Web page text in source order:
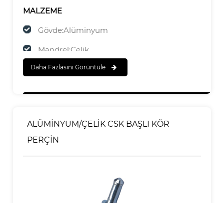
MALZEME
Gövde:Alüminyum
Mandrel:Çelik
SONA ERMEK
Daha Fazlasını Görüntüle
ALÜMİNYUM/ÇELİK CSK BAŞLI KÖR
PERÇİN